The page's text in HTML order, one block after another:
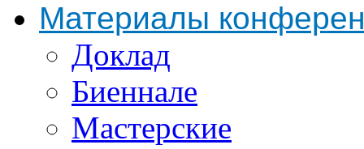
Материалы
Доклад
Биеннале
Мастерские